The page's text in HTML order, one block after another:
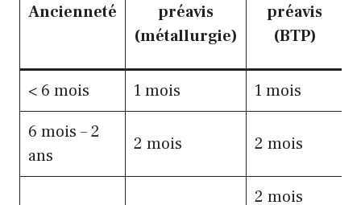
Ancienneté
préavis
(métallurgie)
préavis
(BTP)
< 6 mois 1 mois 1 mois
6 mois – 2
ans
2 mois 2 mois
2 mois